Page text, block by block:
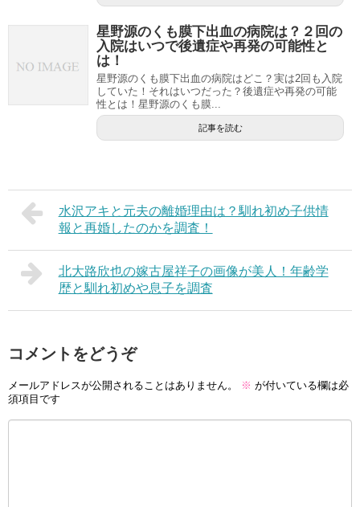
星野源のくも膜下出血の病院は？２回の
入院はいつで後遺症や再発の可能性と
は！
星野源のくも膜下出血の病院はどこ？実は2回も入院
していた！それはいつだった？後遺症や再発の可能
性とは！星野源のくも膜...
記事を読む
水沢アキと元夫の離婚理由は？馴れ初め子供情
報と再婚したのかを調査！
北大路欣也の嫁古屋祥子の画像が美人！年齢学
歴と馴れ初めや息子を調査
コメントをどうぞ
メールアドレスが公開されることはありません。 ※ が付いている欄は必
須項目です